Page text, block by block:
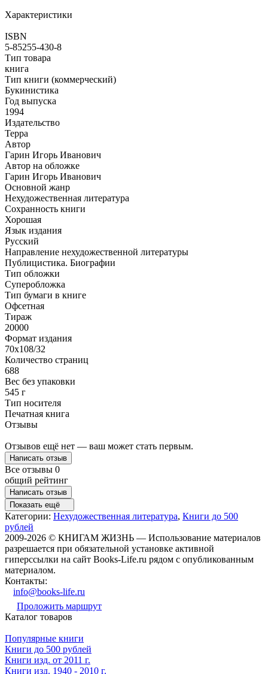
Характеристики
ISBN
5-85255-430-8
Тип товара
книга
Тип книги (коммерческий)
Букинистика
Год выпуска
1994
Издательство
Терра
Автор
Гарин Игорь Иванович
Автор на обложке
Гарин Игорь Иванович
Основной жанр
Нехудожественная литература
Сохранность книги
Хорошая
Язык издания
Русский
Направление нехудожественной литературы
Публицистика. Биографии
Тип обложки
Суперобложка
Тип бумаги в книге
Офсетная
Тираж
20000
Формат издания
70х108/32
Количество страниц
688
Вес без упаковки
545 г
Тип носителя
Печатная книга
Отзывы
Отзывов ещё нет — ваш может стать первым.
Написать отзыв
Все отзывы 0
общий рейтинг
Написать отзыв
Показать ещё
Категории: Нехудожественная литература, Книги до 500
рублей
2009-2026 © КНИГАМ ЖИЗНЬ — Использование материалов
разрешается при обязательной установке активной
гиперссылки на сайт Books-Life.ru рядом с опубликованным
материалом.
Контакты:
info@books-life.ru
Проложить маршрут
Каталог товаров
Популярные книги
Книги до 500 рублей
Книги изд. от 2011 г.
Книги изд. 1940 - 2010 г.